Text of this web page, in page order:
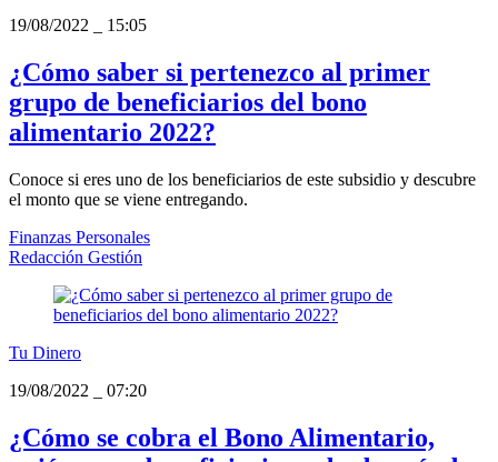
19/08/2022
15:05
¿Cómo saber si pertenezco al primer
grupo de beneficiarios del bono
alimentario 2022?
Conoce si eres uno de los beneficiarios de este subsidio y descubre
el monto que se viene entregando.
Finanzas Personales
Redacción Gestión
Tu Dinero
19/08/2022
07:20
¿Cómo se cobra el Bono Alimentario,